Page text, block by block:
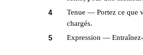
4
Tenue — Portez ce que
chargés.
5
Expression —